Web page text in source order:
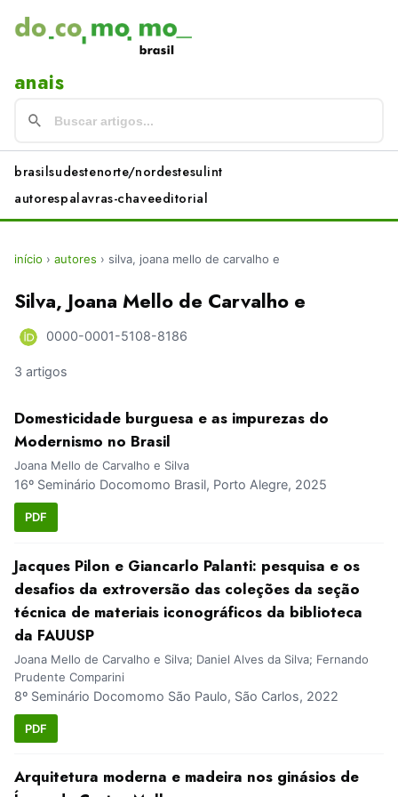
anais
brasilsudestenorte/nordestesulint
autorespalavras-chaveeditorial
início › autores › silva, joana mello de carvalho e
Silva, Joana Mello de Carvalho e
0000-0001-5108-8186
3 artigos
Domesticidade burguesa e as impurezas do
Modernismo no Brasil
Joana Mello de Carvalho e Silva
16º Seminário Docomomo Brasil, Porto Alegre, 2025
PDF
Jacques Pilon e Giancarlo Palanti: pesquisa e os
desafios da extroversão das coleções da seção
técnica de materiais iconográficos da biblioteca
da FAUUSP
Joana Mello de Carvalho e Silva; Daniel Alves da Silva; Fernando
Prudente Comparini
8º Seminário Docomomo São Paulo, São Carlos, 2022
PDF
Arquitetura moderna e madeira nos ginásios de